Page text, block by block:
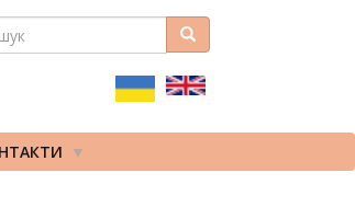
Пошук